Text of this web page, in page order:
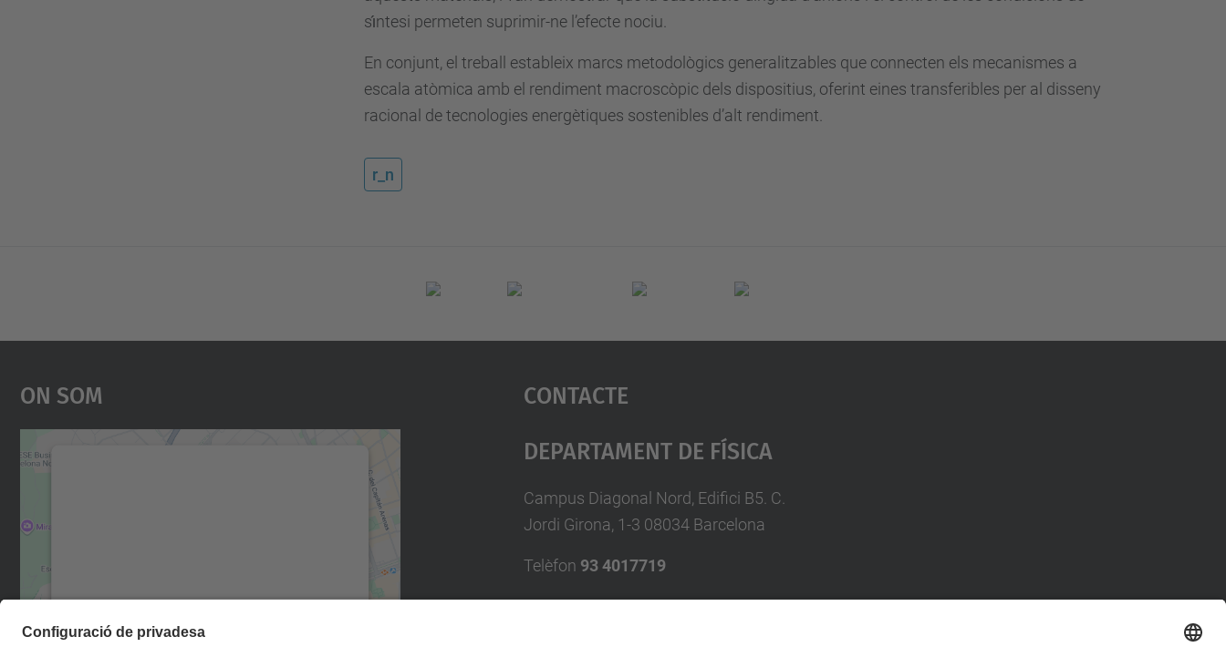
sı́ntesi permeten suprimir-ne l’efecte nociu.
En conjunt, el treball estableix marcs metodològics generalitzables que connecten els mecanismes a
escala atòmica amb el rendiment macroscòpic dels dispositius, oferint eines transferibles per al disseny
racional de tecnologies energètiques sostenibles d’alt rendiment.
r_n
On Som
Més Informació
Contacte
Departament De Física
Campus Diagonal Nord, Edifici B5. C.
Jordi Girona, 1-3 08034 Barcelona
Telèfon 93 4017719
A/e usd.utgcnticupc.edu